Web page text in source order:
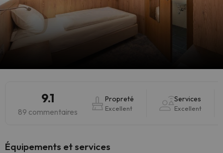
9.1
89 commentaires
Propreté
Excellent
Services
Excellent
​Équipements et services